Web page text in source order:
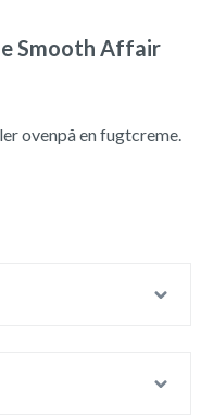
Smooth Affair
ovenpå en fugtcreme.